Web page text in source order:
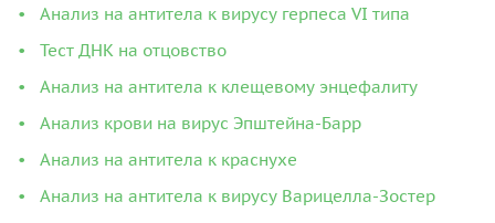
Анализ на антитела к вирусу герпеса VI типа
Тест ДНК на отцовство
Анализ на антитела к клещевому энцефалиту
Анализ крови на вирус Эпштейна-Барр
Анализ на антитела к краснухе
Анализ на антитела к вирусу Варицелла-Зостер